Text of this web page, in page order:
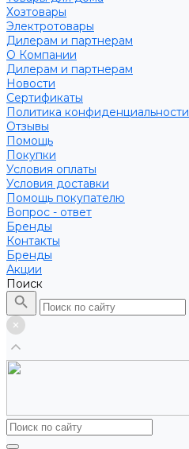
Хозтовары
Электротовары
Дилерам и партнерам
О Компании
Дилерам и партнерам
Новости
Сертификаты
Политика конфиденциальности
Отзывы
Помощь
Покупки
Условия оплаты
Условия доставки
Помощь покупателю
Вопрос - ответ
Бренды
Контакты
Бренды
Акции
Поиск